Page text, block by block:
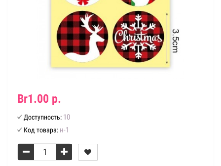
Br1.00 р.
Доступность: 10
Код товара: н-1